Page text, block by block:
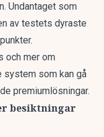
Undantaget som
av testets dyraste
och mer om
system som kan gå
premiumlösningar.
besiktningar